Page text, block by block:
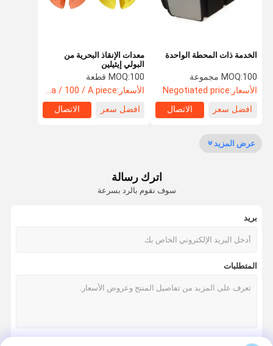
ضبط الجودة طلب اقتباس
طلاء الدوران
قوالب الألمنيوم الدورانية
الخدمة ذات المحطة الواحدة
MOQ:100 مجموعة
الأسعار:Negotiated price
افضل سعر
الاتصال
معدات الإنقاذ البحرية من
البولي إيثيلين
MOQ:100 قطعة
الأسعار:usa / 100 / A piece
افضل سعر
الاتصال
عرض المزيد
اترك رسالة
سوف نقوم بالرد بسرعة
بريد
المتطلبات